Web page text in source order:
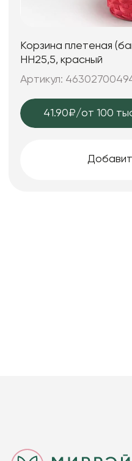
Корзина плетеная
HH25,5, красный
Артикул:
41.90₽/от 100